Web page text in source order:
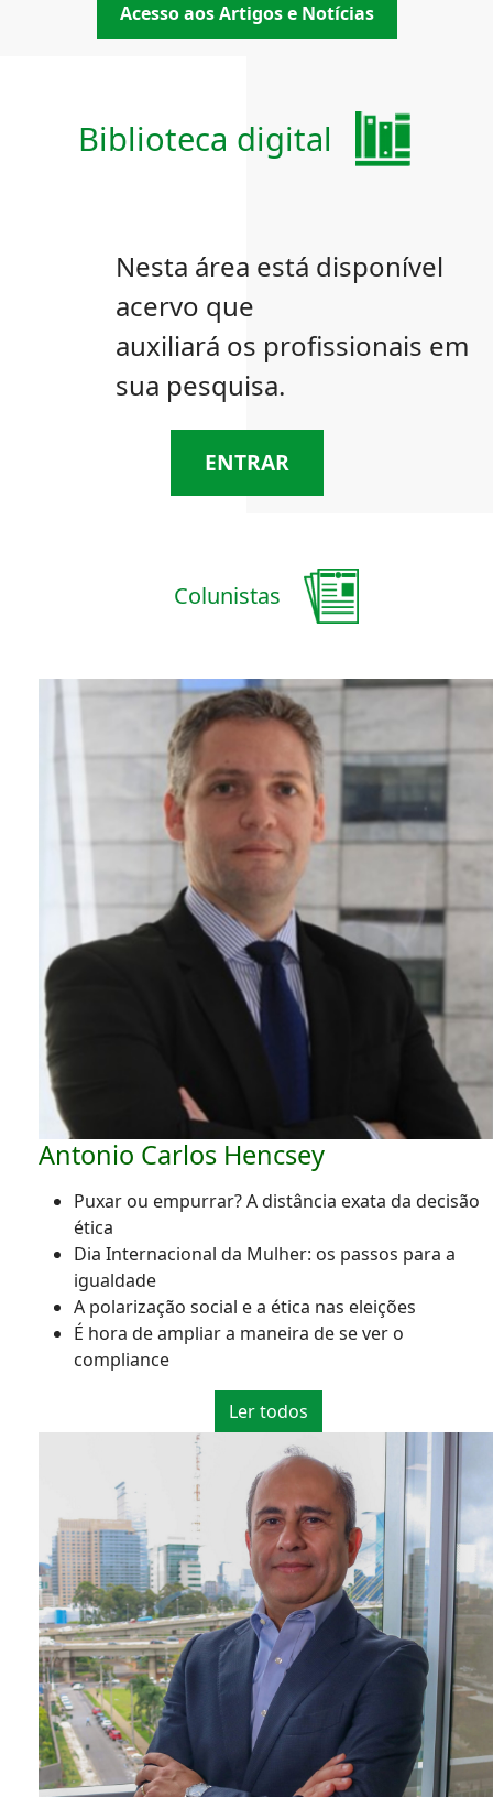
Acesso aos Artigos e Notícias
Biblioteca digital
Nesta área está disponível
acervo que
auxiliará os profissionais em
sua pesquisa.
ENTRAR
Colunistas
Antonio Carlos Hencsey
Puxar ou empurrar? A distância exata da decisão
ética
Dia Internacional da Mulher: os passos para a
igualdade
A polarização social e a ética nas eleições
É hora de ampliar a maneira de se ver o
compliance
Ler todos